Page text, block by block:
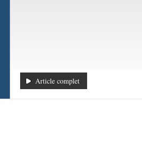
Article complet